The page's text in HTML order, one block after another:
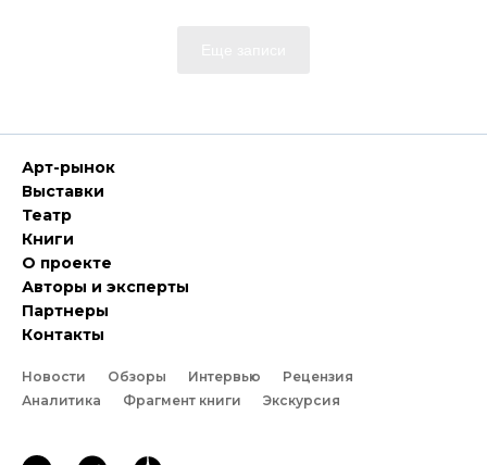
Арт-рынок
Выставки
Театр
Книги
О проекте
Авторы и эксперты
Партнеры
Контакты
Новости Обзоры Интервью
Рецензия
Аналитика
Фрагмент книги Экскурсия